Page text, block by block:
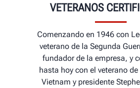
VETERANOS
Comenzando en 1946 con
veterano de la Segunda
fundador de la empresa, y
hasta hoy con el veterano
Vietnam y presidente